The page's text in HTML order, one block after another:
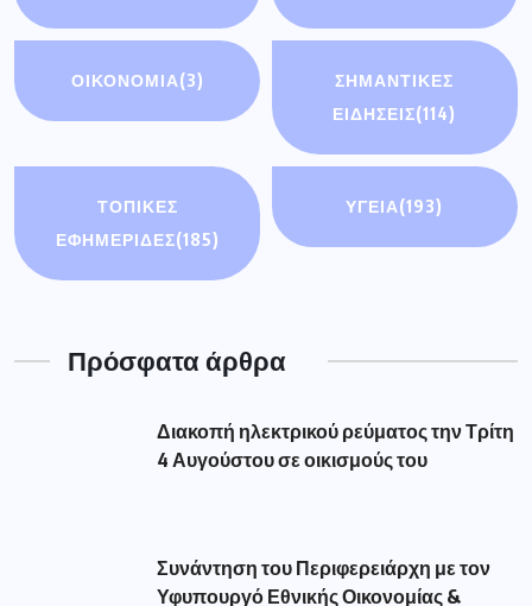
ΟΙΚΟΝΟΜΊΑ(3)
ΣΗΜΑΝΤΙΚΈΣ
ΕΙΔΉΣΕΙΣ(114)
ΤΟΠΙΚΕΣ
ΕΦΗΜΕΡΙΔΕΣ(185)
ΥΓΕΙΑ(193)
Πρόσφατα άρθρα
Διακοπή ηλεκτρικού ρεύματος την Τρίτη
4 Αυγούστου σε οικισμούς του
Συνάντηση του Περιφερειάρχη με τον
Υφυπουργό Εθνικής Οικονομίας &